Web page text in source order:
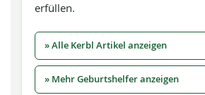
erfüllen.
» Alle Kerbl Artikel anzeigen
» Mehr Geburtshelfer anzeigen